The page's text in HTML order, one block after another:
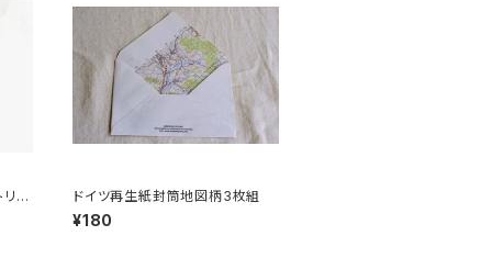
コ ドイツ再生紙封筒地図柄3枚組
¥180